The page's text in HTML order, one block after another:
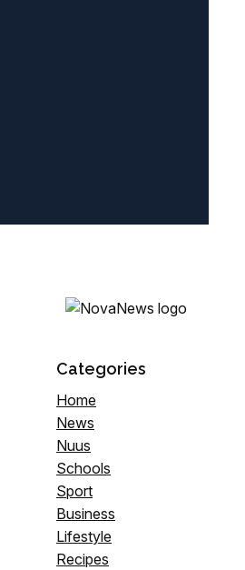
Categories
Home
News
Nuus
Schools
Sport
Business
Lifestyle
Recipes